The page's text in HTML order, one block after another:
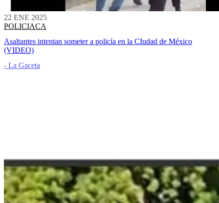
22 ENE 2025
POLICIACA
Asaltantes intentan someter a policía en la CIudad de México
(VIDEO)
- La Gaceta